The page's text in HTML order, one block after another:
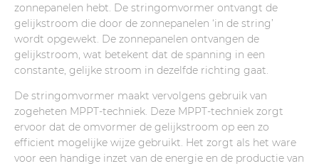
zonnepanelen hebt. De stringomvormer ontvangt de
gelijkstroom die door de zonnepanelen ‘in de string’
wordt opgewekt. De zonnepanelen ontvangen de
gelijkstroom, wat betekent dat de spanning in een
constante, gelijke stroom in dezelfde richting gaat.
De stringomvormer maakt vervolgens gebruik van
zogeheten MPPT-techniek. Deze MPPT-techniek zorgt
ervoor dat de omvormer de gelijkstroom op een zo
efficient mogelijke wijze gebruikt. Het zorgt als het ware
voor een handige inzet van de energie en de productie van